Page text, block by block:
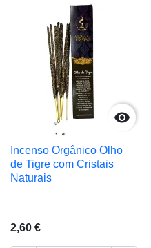

Incenso Orgânico Olho
de Tigre com Cristais
Naturais
2,60 €